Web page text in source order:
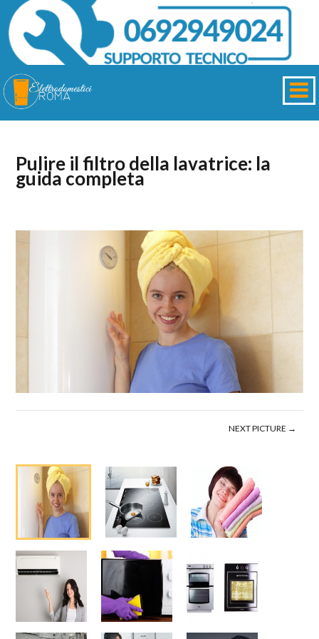
Pulire il filtro della lavatrice: la
guida completa
NEXT PICTURE →